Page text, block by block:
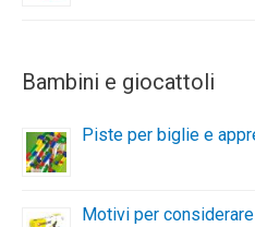
Bambini e giocattoli
Piste per biglie e
Motivi per